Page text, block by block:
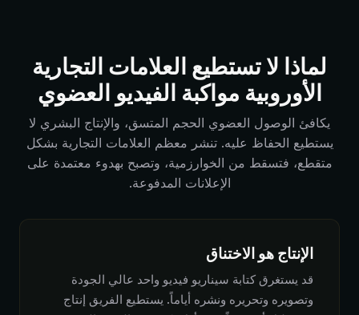
لماذا لا تستطيع العلامات التجارية
الأوروبية مواكبة الفيديو العضوي
يكافئ الوصول العضوي الحجم المتسق، والإنتاج البشري لا
يستطيع الحفاظ عليه. تنشر معظم العلامات التجارية بشكل
متقطع، فتسقط من الخوارزمية، وتصبح بهدوء معتمدة على
الإعلانات المدفوعة.
الإنتاج هو الاختناق
قد يستغرق كتابة سيناريو فيديو واحد عالي الجودة
وتصويره وتحريره ونشره أياماً. يستطيع الفريق إنتاج